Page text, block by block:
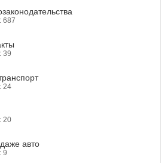
687
39
24
20
авто
9